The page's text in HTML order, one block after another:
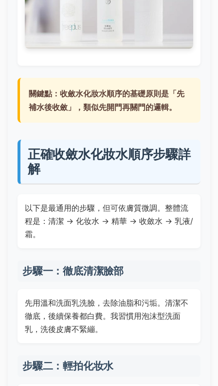
關鍵點： 收斂水化妝水順序的基礎原則是「先
補水後收斂」，類似先開門再關門的邏輯。
正確收斂水化妝水順序步驟詳
解
以下是最通用的步驟，但可依膚質微調。整體流
程是：清潔 → 化妆水 → 精華 → 收斂水 → 乳液/
霜。
步驟一：徹底清潔臉部
先用溫和洗面乳洗臉，去除油脂和污垢。清潔不
徹底，後續保養都白費。我習慣用泡沫型洗面
乳，洗後皮膚不緊繃。
步驟二：輕拍化妆水